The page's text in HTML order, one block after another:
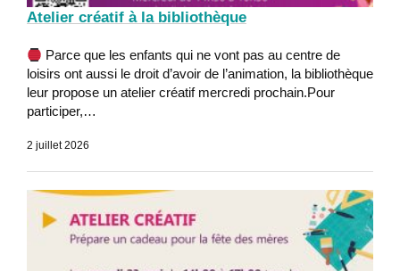
Atelier créatif à la bibliothèque
Parce que les enfants qui ne vont pas au centre de
loisirs ont aussi le droit d’avoir de l’animation, la bibliothèque
leur propose un atelier créatif mercredi prochain.Pour
participer,…
2 juillet 2026